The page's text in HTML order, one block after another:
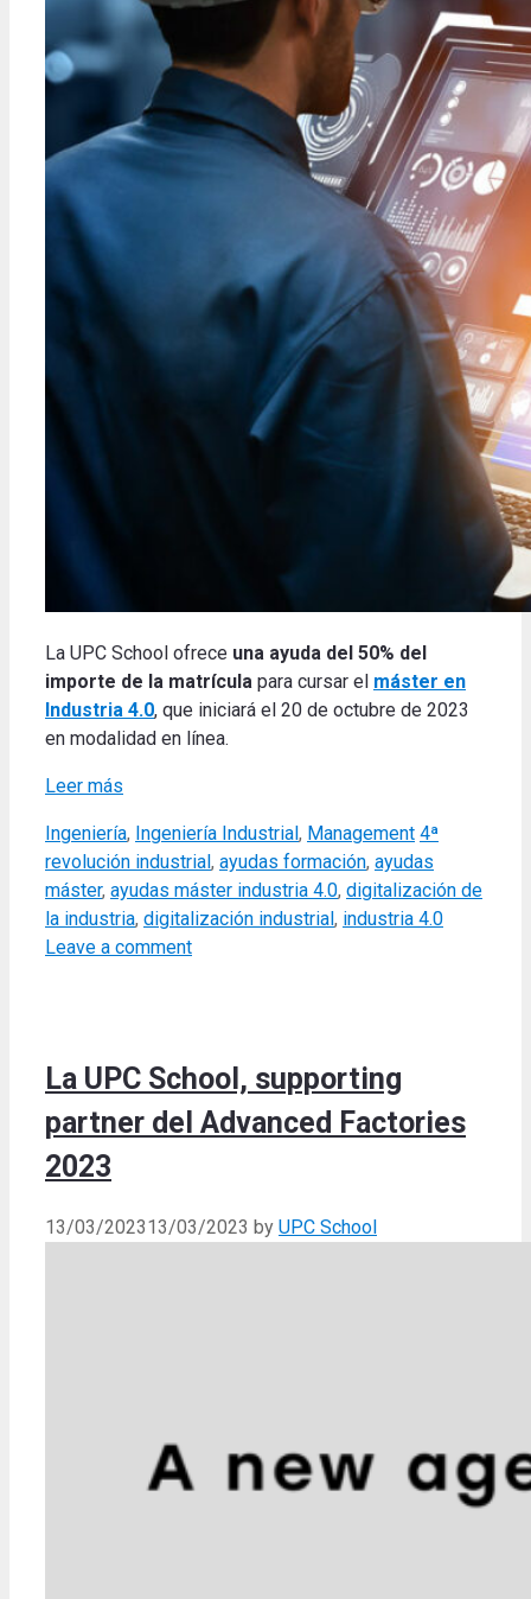
La UPC School ofrece una ayuda del 50% del
importe de la matrícula para cursar el máster en
Industria 4.0, que iniciará el 20 de octubre de 2023
en modalidad en línea.
Leer más
Categories
Ingeniería, Ingeniería Industrial, Management Tags
4ª
revolución industrial, ayudas formación, ayudas
máster, ayudas máster industria 4.0, digitalización de
la industria, digitalización industrial, industria 4.0
Leave a comment
La UPC School, supporting
partner del Advanced Factories
2023
13/03/202313/03/2023 by UPC School